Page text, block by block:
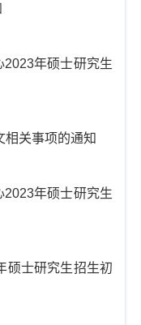
年硕士研究生
相关事项的通知
年硕士研究生
硕士研究生招生初